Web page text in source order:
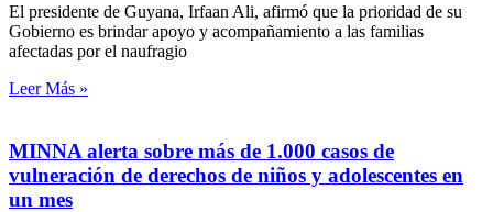
El presidente de Guyana, Irfaan Ali, afirmó que la prioridad de su
Gobierno es brindar apoyo y acompañamiento a las familias
afectadas por el naufragio
Leer Más »
MINNA alerta sobre más de 1.000 casos de
vulneración de derechos de niños y adolescentes en
un mes